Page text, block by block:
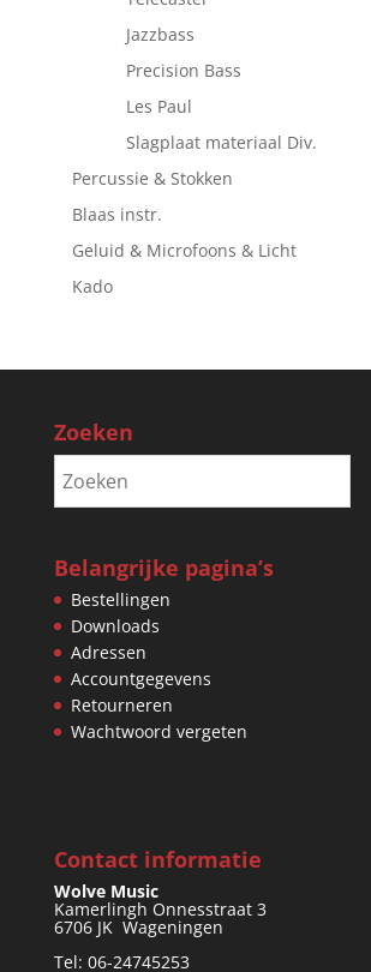
Jazzbass
Precision Bass
Les Paul
Slagplaat materiaal Div.
Percussie & Stokken
Blaas instr.
Geluid & Microfoons & Licht
Kado
Zoeken
Belangrijke pagina’s
Bestellingen
Downloads
Adressen
Accountgegevens
Retourneren
Wachtwoord vergeten
Contact informatie
Wolve Music
Kamerlingh Onnesstraat 3
6706 JK Wageningen
Tel: 06-24745253